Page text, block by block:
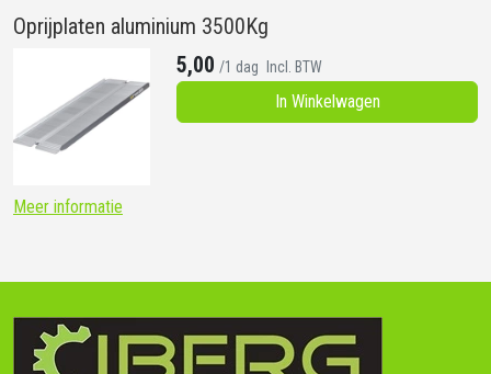
Oprijplaten aluminium 3500Kg
5,00 /1 dag Incl. BTW
In Winkelwagen
Meer informatie